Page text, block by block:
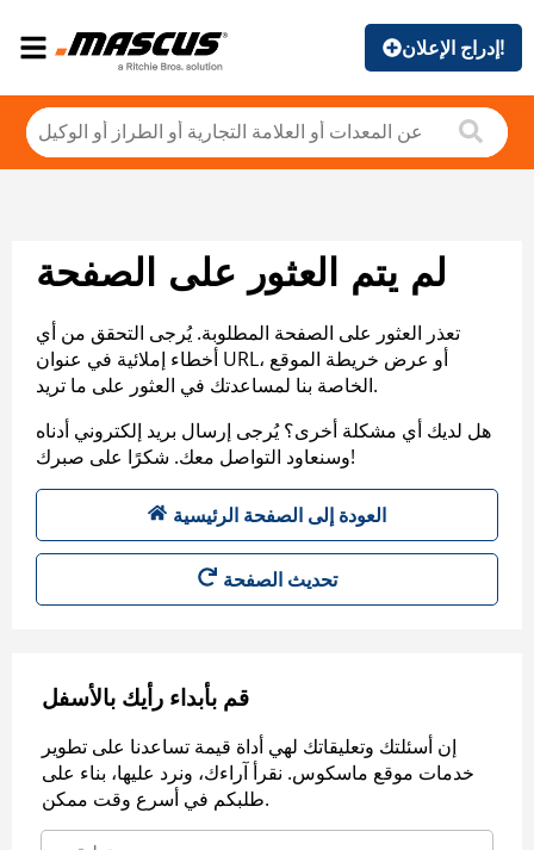
إدراج الإعلان!
لم يتم العثور على الصفحة
تعذر العثور على الصفحة المطلوبة. يُرجى التحقق من أي
أخطاء إملائية في عنوان URL، أو عرض خريطة الموقع
الخاصة بنا لمساعدتك في العثور على ما تريد.
هل لديك أي مشكلة أخرى؟ يُرجى إرسال بريد إلكتروني أدناه
وسنعاود التواصل معك. شكرًا على صبرك!
العودة إلى الصفحة الرئيسية
تحديث الصفحة
قم بأبداء رأيك بالأسفل
إن أسئلتك وتعليقاتك لهي أداة قيمة تساعدنا على تطوير
خدمات موقع ماسكوس. نقرأ آراءك، ونرد عليها، بناء على
طلبكم في أسرع وقت ممكن.